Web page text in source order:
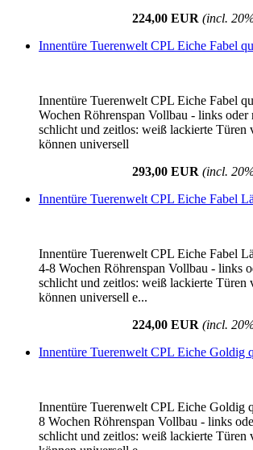
224,00 EUR (incl.
Innentüre Tuerenwelt CPL Eiche Fabel
Innentüre Tuerenwelt CPL Eiche Fabel
Wochen Röhrenspan Vollbau - links oder
schlicht und zeitlos: weiß lackierte Türen
können universell
293,00 EUR (incl.
Innentüre Tuerenwelt CPL Eiche Fabel
Innentüre Tuerenwelt CPL Eiche Fabel
4-8 Wochen Röhrenspan Vollbau - links
schlicht und zeitlos: weiß lackierte Türen
können universell e...
224,00 EUR (incl.
Innentüre Tuerenwelt CPL Eiche Goldig
Innentüre Tuerenwelt CPL Eiche Goldig
8 Wochen Röhrenspan Vollbau - links
schlicht und zeitlos: weiß lackierte Türen